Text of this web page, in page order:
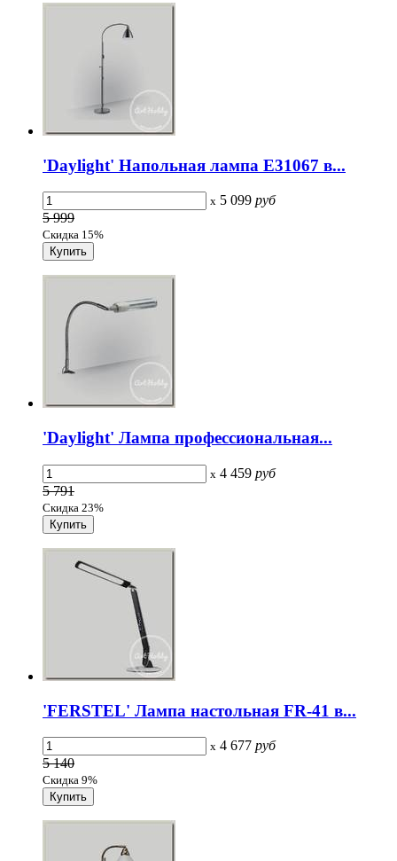
'Daylight' Напольная лампа E31067 в...
x 5 099 руб
5 999
Скидка 15%
'Daylight' Лампа профессиональная...
x 4 459 руб
5 791
Скидка 23%
'FERSTEL' Лампа настольная FR-41 в...
x 4 677 руб
5 140
Скидка 9%